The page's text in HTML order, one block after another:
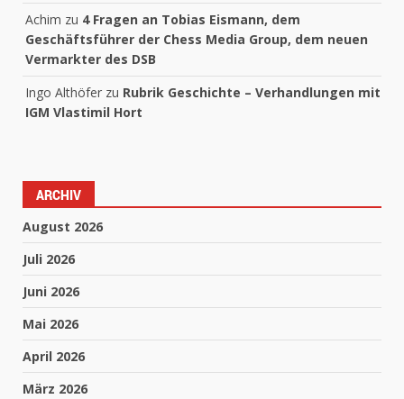
Achim zu 4 Fragen an Tobias Eismann, dem
Geschäftsführer der Chess Media Group, dem neuen
Vermarkter des DSB
Ingo Althöfer zu Rubrik Geschichte – Verhandlungen mit
IGM Vlastimil Hort
ARCHIV
August 2026
Juli 2026
Juni 2026
Mai 2026
April 2026
März 2026